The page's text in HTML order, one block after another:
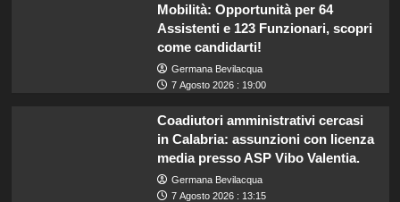
Mobilità: Opportunità per 64
Assistenti e 123 Funzionari, scopri
come candidarti!
Germana Bevilacqua
7 Agosto 2026 : 19:00
Coadiutori amministrativi cercasi
in Calabria: assunzioni con licenza
media presso ASP Vibo Valentia.
Germana Bevilacqua
7 Agosto 2026 : 13:15